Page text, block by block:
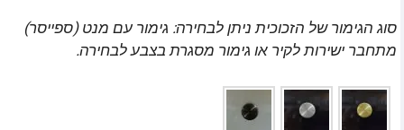
סוג הגימור של הזכוכית ניתן לבחירה: גימור עם מנט (ספייסר)
מתחבר ישירות לקיר או גימור מסגרת בצבע לבחירה.